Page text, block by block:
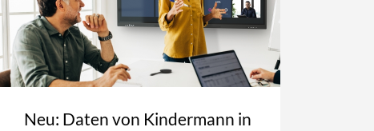
Neu: Daten von Kindermann in